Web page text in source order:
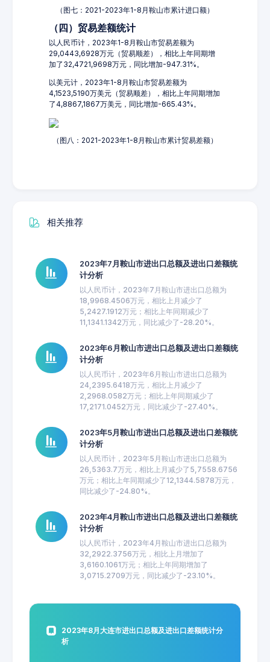
（图七：2021-2023年1-8月鞍山市累计进口额）
（四）贸易差额统计
以人民币计，2023年1-8月鞍山市贸易差额为
29,0443,6928万元（贸易顺差），相比上年同期增
加了32,4721,9698万元，同比增加-947.31%。
以美元计，2023年1-8月鞍山市贸易差额为
4,1523,5190万美元（贸易顺差），相比上年同期增加
了4,8867,1867万美元，同比增加-665.43%。
（图八：2021-2023年1-8月鞍山市累计贸易差额）
相关推荐
2023年7月鞍山市进出口总额及进出口差额统
计分析
以人民币计，2023年7月鞍山市进出口总额为
18,9968.4506万元，相比上月减少了
5,2427.1912万元；相比上年同期减少了
11,1341.1342万元，同比减少了-28.20%。
2023年6月鞍山市进出口总额及进出口差额统
计分析
以人民币计，2023年6月鞍山市进出口总额为
24,2395.6418万元，相比上月减少了
2,2968.0582万元；相比上年同期减少了
17,2171.0452万元，同比减少了-27.40%。
2023年5月鞍山市进出口总额及进出口差额统
计分析
以人民币计，2023年5月鞍山市进出口总额为
26,5363.7万元，相比上月减少了5,7558.6756
万元；相比上年同期减少了12,1344.5878万元，
同比减少了-24.80%。
2023年4月鞍山市进出口总额及进出口差额统
计分析
以人民币计，2023年4月鞍山市进出口总额为
32,2922.3756万元，相比上月增加了
3,6160.1061万元；相比上年同期增加了
3,0715.2709万元，同比减少了-23.10%。
2023年8月大连市进出口总额及进出口差额统计分
析